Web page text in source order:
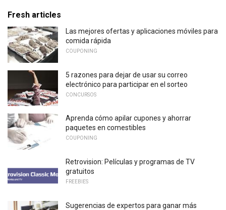
Fresh articles
Las mejores ofertas y aplicaciones móviles para
comida rápida
COUPONING
5 razones para dejar de usar su correo
electrónico para participar en el sorteo
CONCURSOS
Aprenda cómo apilar cupones y ahorrar
paquetes en comestibles
COUPONING
Retrovision: Películas y programas de TV
gratuitos
FREEBIES
Sugerencias de expertos para ganar más